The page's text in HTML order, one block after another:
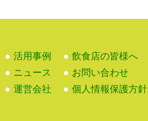
活用事例
ニュース
運営会社
飲食店の皆様へ
お問い合わせ
個人情報保護方針